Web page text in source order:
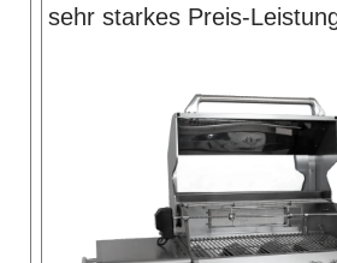
sehr starkes Preis-